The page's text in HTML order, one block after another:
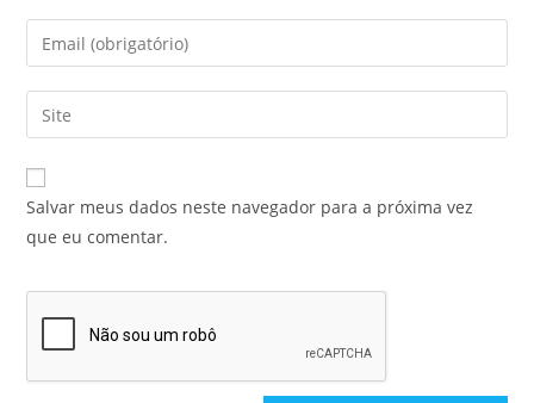
Salvar meus dados neste navegador para a próxima vez
que eu comentar.